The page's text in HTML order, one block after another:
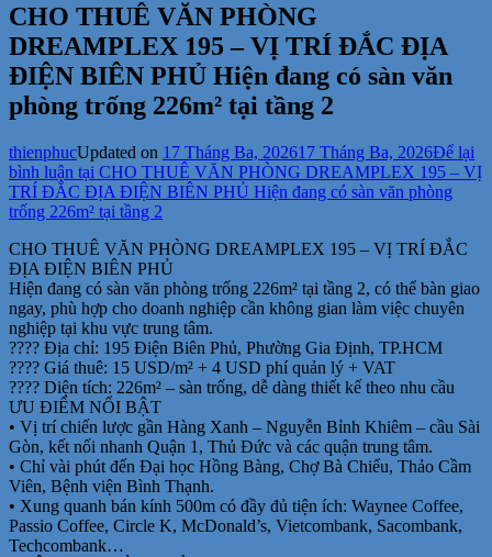
CHO THUÊ VĂN PHÒNG
DREAMPLEX 195 – VỊ TRÍ ĐẮC ĐỊA
ĐIỆN BIÊN PHỦ Hiện đang có sàn văn
phòng trống 226m² tại tầng 2
thienphucUpdated on 17 Tháng Ba, 202617 Tháng Ba, 2026Để lại
bình luận tại CHO THUÊ VĂN PHÒNG DREAMPLEX 195 – VỊ
TRÍ ĐẮC ĐỊA ĐIỆN BIÊN PHỦ Hiện đang có sàn văn phòng
trống 226m² tại tầng 2
CHO THUÊ VĂN PHÒNG DREAMPLEX 195 – VỊ TRÍ ĐẮC
ĐỊA ĐIỆN BIÊN PHỦ
Hiện đang có sàn văn phòng trống 226m² tại tầng 2, có thể bàn giao
ngay, phù hợp cho doanh nghiệp cần không gian làm việc chuyên
nghiệp tại khu vực trung tâm.
???? Địa chỉ: 195 Điện Biên Phủ, Phường Gia Định, TP.HCM
???? Giá thuê: 15 USD/m² + 4 USD phí quản lý + VAT
???? Diện tích: 226m² – sàn trống, dễ dàng thiết kế theo nhu cầu
ƯU ĐIỂM NỔI BẬT
• Vị trí chiến lược gần Hàng Xanh – Nguyễn Bỉnh Khiêm – cầu Sài
Gòn, kết nối nhanh Quận 1, Thủ Đức và các quận trung tâm.
• Chỉ vài phút đến Đại học Hồng Bàng, Chợ Bà Chiểu, Thảo Cầm
Viên, Bệnh viện Bình Thạnh.
• Xung quanh bán kính 500m có đầy đủ tiện ích: Waynee Coffee,
Passio Coffee, Circle K, McDonald’s, Vietcombank, Sacombank,
Techcombank…